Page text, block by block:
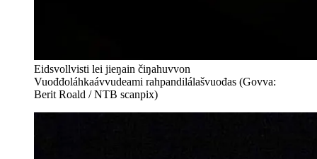
Eidsvollvisti lei jieŋain čiŋahuvvon
Vuođđoláhkaávvudeami rahpandilálašvuođas (Govva:
Berit Roald / NTB scanpix)